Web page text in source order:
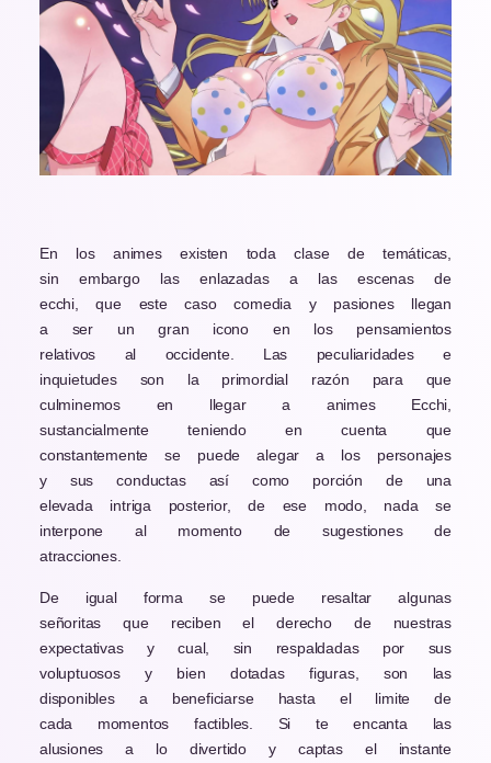
En los animes existen toda clase de temáticas,
sin embargo las enlazadas a las escenas de
ecchi, que este caso comedia y pasiones llegan
a ser un gran icono en los pensamientos
relativos al occidente. Las peculiaridades e
inquietudes son la primordial razón para que
culminemos en llegar a animes Ecchi,
sustancialmente teniendo en cuenta que
constantemente se puede alegar a los personajes
y sus conductas así como porción de una
elevada intriga posterior, de ese modo, nada se
interpone al momento de sugestiones de
atracciones.
De igual forma se puede resaltar algunas
señoritas que reciben el derecho de nuestras
expectativas y cual, sin respaldadas por sus
voluptuosos y bien dotadas figuras, son las
disponibles a beneficiarse hasta el limite de
cada momentos factibles. Si te encanta las
alusiones a lo divertido y captas el instante